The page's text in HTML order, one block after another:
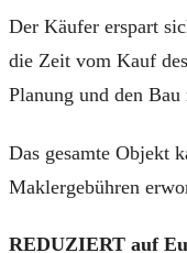
Der Käufer erspart
die Zeit vom Kauf
Planung und den Bau
Das gesamte Objekt
Maklergebühren
REDUZIERT auf